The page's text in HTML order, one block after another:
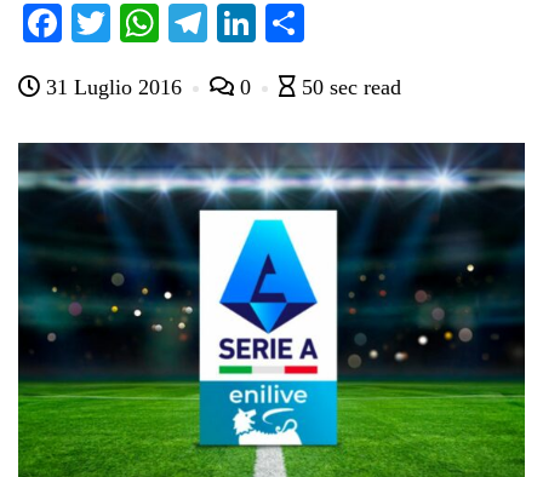
Fa
bo
ok
T
tte
r
W
ts
A
pp
Te
gr
a
m
Li
ed
In
di
vi
di
31 Luglio 2016 0 50 sec read